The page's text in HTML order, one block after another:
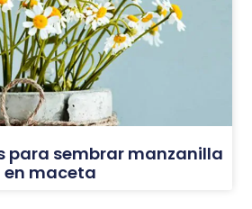
para sembrar manzanilla
en maceta